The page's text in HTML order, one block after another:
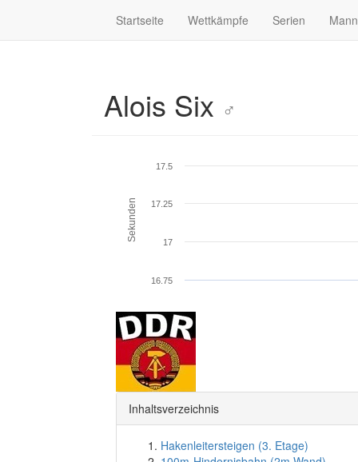
Startseite Wettkämpfe Serien
Alois Six ♂
Sekunden
16.75
17
17.25
17.5
Inhaltsverzeichnis
Hakenleitersteigen (3. Etage)